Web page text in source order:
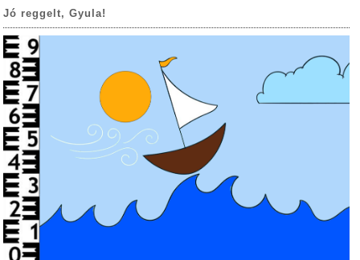
Jó reggelt, Gyula!